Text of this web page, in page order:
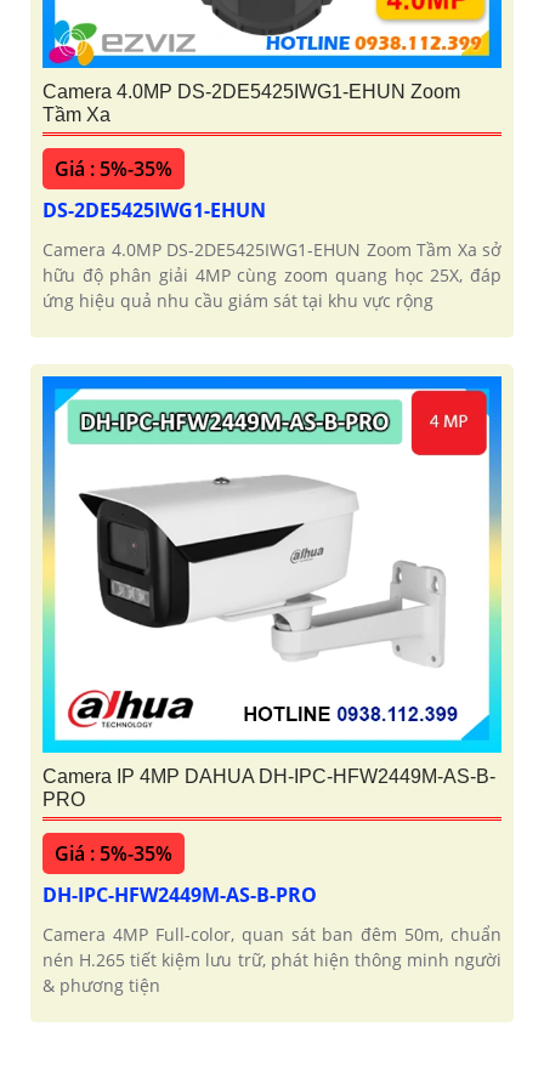
Camera 4.0MP DS-2DE5425IWG1-EHUN Zoom
Tầm Xa
Giá : 5%-35%
DS-2DE5425IWG1-EHUN
Camera 4.0MP DS-2DE5425IWG1-EHUN Zoom Tầm Xa sở
hữu độ phân giải 4MP cùng zoom quang học 25X, đáp
ứng hiệu quả nhu cầu giám sát tại khu vực rộng
Camera IP 4MP DAHUA DH-IPC-HFW2449M-AS-B-
PRO
Giá : 5%-35%
DH-IPC-HFW2449M-AS-B-PRO
Camera 4MP Full-color, quan sát ban đêm 50m, chuẩn
nén H.265 tiết kiệm lưu trữ, phát hiện thông minh người
& phương tiện